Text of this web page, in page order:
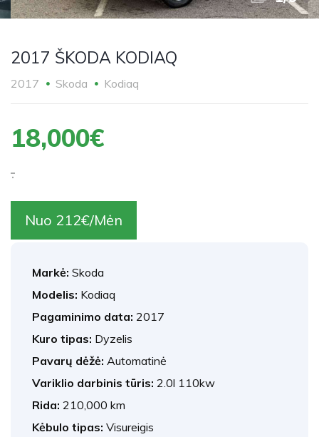
2017 ŠKODA KODIAQ
2017 Skoda Kodiaq
18,000€
.
Nuo 212€/Mėn
Markė: Skoda
Modelis: Kodiaq
Pagaminimo data: 2017
Kuro tipas: Dyzelis
Pavarų dėžė: Automatinė
Variklio darbinis tūris: 2.0l 110kw
Rida: 210,000 km
Kėbulo tipas: Visureigis